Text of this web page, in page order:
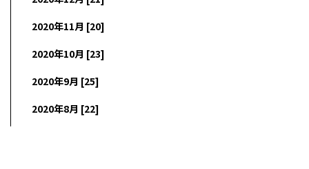
2020年11月 [20]
2020年10月 [23]
2020年9月 [25]
2020年8月 [22]